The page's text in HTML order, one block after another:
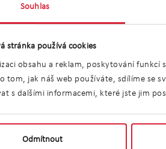
Souhlas
stránka používá cookies
obsahu a reklam, poskytování
tom, jak náš web používáte, sdílíme se
s dalšími informacemi, které jste jim
Odmítnout